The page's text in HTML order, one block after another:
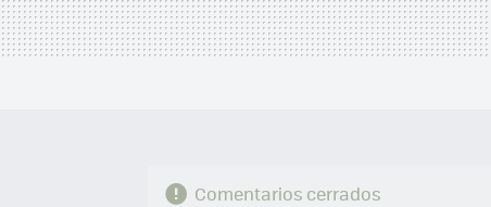
Comentarios cerrados